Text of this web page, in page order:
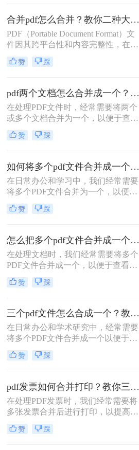
合并pdf怎么合并？教你二种大家都在用的合并方法！
PDF（Portable Document Format）文
件因其跨平台性和内容完整性，在日
常办公和学习中得到了广泛应用。有
时，我们需要将多个PDF文件合并为
么合并pdf怎么合并呢？本文将介绍两
种常见的PDF合并方法。
赞 踩
pdf两个文档怎么合并成一个？这4种合并方法快来看看！
在处理PDF文件时，经常需要将两个
或多个文档合并为一个，以便于查
阅、分享或存档。那么pdf两个文档怎
么合并成一个呢？本文将介绍四种常
赞 踩
如何将多个pdf文件合并成一个？这3种方法轻松合并文件！
在日常办公和学习中，我们经常需要
将多个PDF文件合并为一个，以便于
分享、存储和管理。那么如何将多个
pdf文件合并成一个呢？本文将介绍四
法，帮助您轻松完成PDF文件的合并
任务。
赞 踩
怎么把多个pdf文件合并成一个？试试看这二种转换方式！
在处理文档时，我们经常需要将多个
PDF文件合并成一个，以便于查看、
传输和存档。那么怎么把多个pdf文件
合并成一个呢？本文将介绍两种常用
PDF合并任务。
赞 踩
三个pdf文件怎么合成一个？教你4种大家都在用方法！
在日常办公和学术研究中，经常需要
将多个PDF文件合并成一个以便于管
理和分享。那么三个pdf文件怎么合成
一个呢？本文将介绍四种将三个PDF
赞 踩
pdf发票如何合并打印？教你三种简单合并方法！
在处理PDF发票时，我们经常需要将
多张发票合并后进行打印，以提高工
作效率和节省纸张。那么PDF发票如
何合并打印呢？以下将介绍三种合并
赞 踩